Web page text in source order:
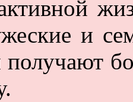
и
получают